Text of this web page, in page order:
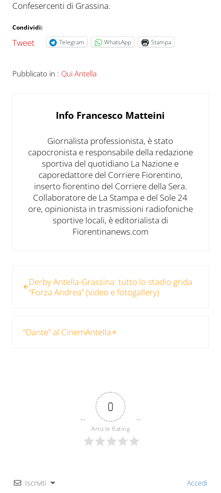
Confesercenti di Grassina.
Condividi:
Tweet Telegram WhatsApp Stampa
Pubblicato in : Qui Antella
Info Francesco Matteini
Giornalista professionista, è stato
capocronista e responsabile della redazione
sportiva del quotidiano La Nazione e
caporedattore del Corriere Fiorentino,
inserto fiorentino del Corriere della Sera.
Collaboratore de La Stampa e del Sole 24
ore, opinionista in trasmissioni radiofoniche
sportive locali, è editorialista di
Fiorentinanews.com
Derby Antella-Grassina: tutto lo stadio grida
“Forza Andrea” (video e fotogallery)
“Dante” al CinemAntella
0
Article Rating
Iscriviti Accedi